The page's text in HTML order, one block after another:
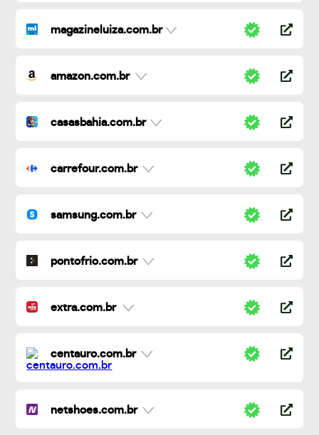
magazineluiza.com.br
amazon.com.br
casasbahia.com.br
carrefour.com.br
samsung.com.br
pontofrio.com.br
extra.com.br
centauro.com.br
netshoes.com.br